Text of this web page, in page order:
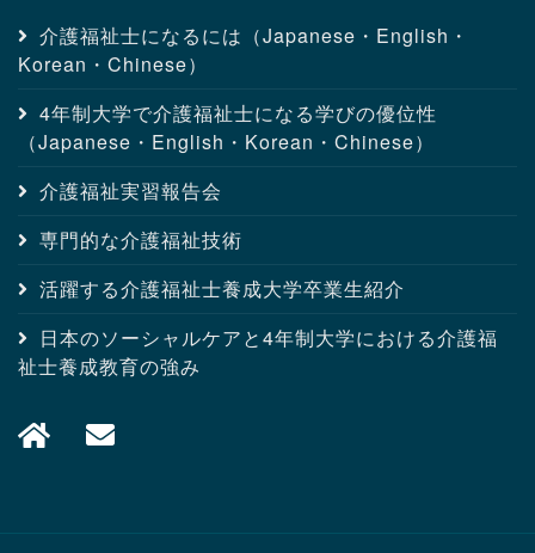
介護福祉士になるには（Japanese・English・
Korean・Chinese）
4年制大学で介護福祉士になる学びの優位性
（Japanese・English・Korean・Chinese）
介護福祉実習報告会
専門的な介護福祉技術
活躍する介護福祉士養成大学卒業生紹介
日本のソーシャルケアと4年制大学における介護福
祉士養成教育の強み